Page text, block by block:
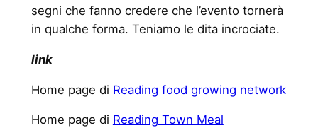
segni che fanno credere che l’evento tornerà
in qualche forma. Teniamo le dita incrociate.
link
Home page di Reading food growing network
Home page di Reading Town Meal